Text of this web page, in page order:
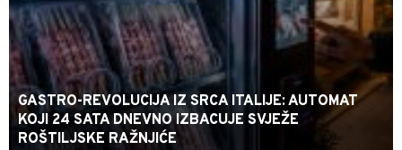
GASTRO-REVOLUCIJA IZ SRCA ITALIJE: AUTOMAT
KOJI 24 SATA DNEVNO IZBACUJE SVJEŽE
ROŠTILJSKE RAŽNJIĆE